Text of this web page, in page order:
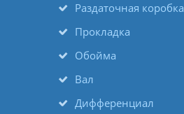
Раздаточная коробка
Прокладка
Обойма
Вал
Дифференциал